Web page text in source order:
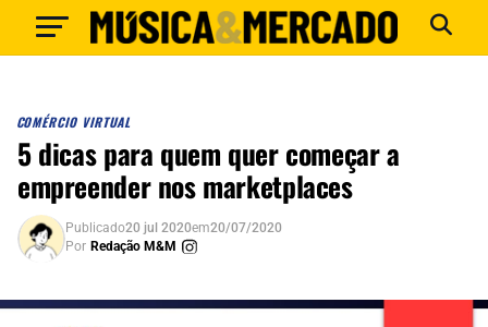
COMÉRCIO VIRTUAL
5 dicas para quem quer começar a
empreender nos marketplaces
Publicado20 jul 2020em20/07/2020
Por Redação M&M